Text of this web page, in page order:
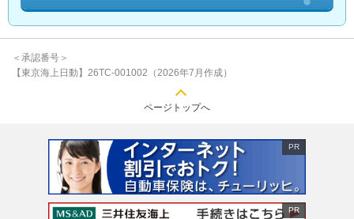
＜承認番号＞
【東京海上日動】26TC-001002（2026年7月作成）
ページトップへ
PR
PR